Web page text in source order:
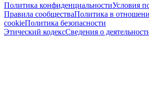
Политика конфиденциальностиУсловия
Правила сообществаПолитика в
cookieПолитика безопасности
Этический кодексСведения о